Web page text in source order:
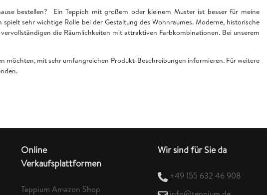
bestellen? Ein Teppich mit großem oder kleinem Muster ist besser für meine
sehr wichtige Rolle bei der Gestaltung des Wohnraumes. Moderne, historische
die Räumlichkeiten mit attraktiven Farbkombinationen. Bei unserem
möchten, mit sehr umfangreichen Produkt-Beschreibungen informieren. Für weitere
Online
Verkaufsplattformen
Teppium Amazon Shop
Wir sind für Sie da
+49 155 632 46 908